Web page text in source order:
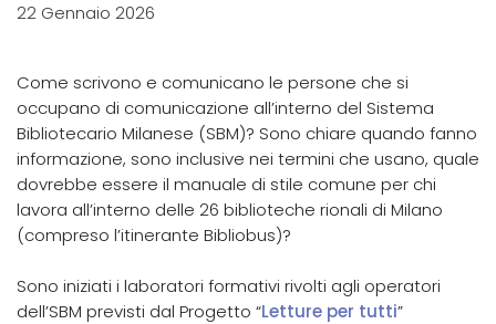
22 Gennaio 2026
Come scrivono e comunicano le persone che si
occupano di comunicazione all’interno del Sistema
Bibliotecario Milanese (SBM)? Sono chiare quando fanno
informazione, sono inclusive nei termini che usano, quale
dovrebbe essere il manuale di stile comune per chi
lavora all’interno delle 26 biblioteche rionali di Milano
(compreso l’itinerante Bibliobus)?
Sono iniziati i laboratori formativi rivolti agli operatori
dell’SBM previsti dal Progetto “Letture per tutti”